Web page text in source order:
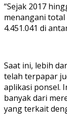
“Sejak 2017
menangani total
4.451.041 di
Saat ini, lebih
telah terpapar
aplikasi ponsel.
banyak dari
yang terkait